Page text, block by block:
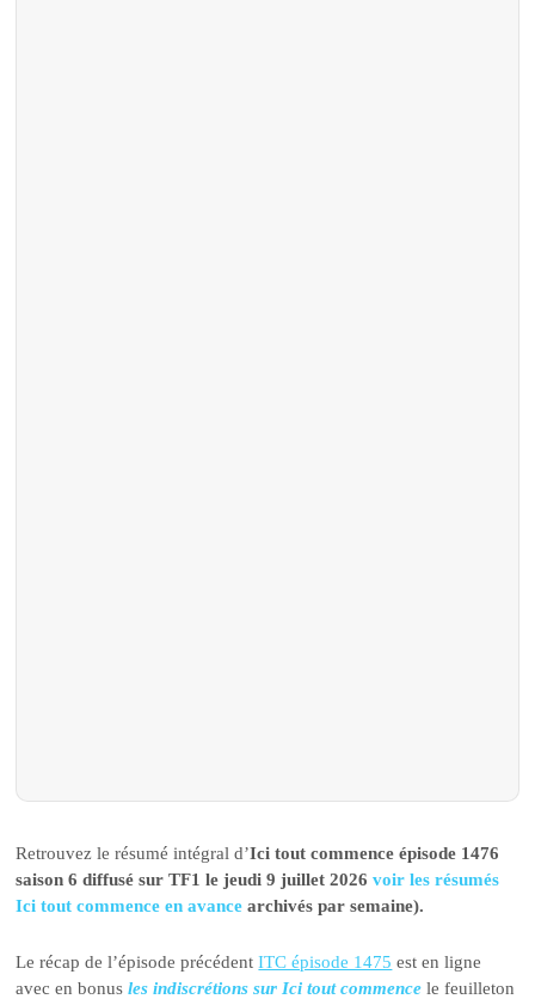
Retrouvez le résumé intégral d’Ici tout commence épisode 1476
saison 6 diffusé sur TF1 le jeudi 9 juillet 2026voir les résumés
Ici tout commence en avancearchivés par semaine).
Le récap de l’épisode précédentITC épisode 1475 est en ligne
avec en bonusles indiscrétions sur Ici tout commence le feuilleton